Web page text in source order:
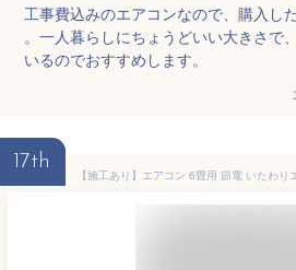
工事費込みのエアコンなので、購入し
。一人暮らしにちょうどいい大きさで
いるのでおすすめします。
17th